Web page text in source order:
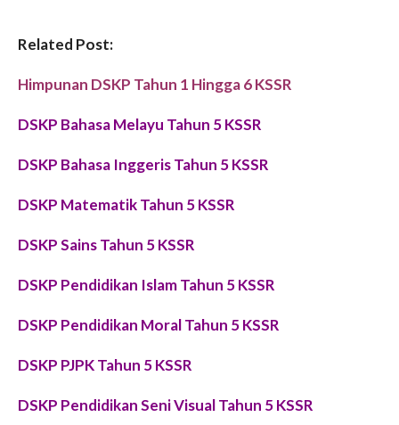
Related Post:
Himpunan DSKP Tahun 1 Hingga 6 KSSR
DSKP Bahasa Melayu Tahun 5 KSSR
DSKP Bahasa Inggeris Tahun 5 KSSR
DSKP Matematik Tahun 5 KSSR
DSKPSainsTahun 5 KSSR
DSKP Pendidikan Islam Tahun 5 KSSR
DSKP Pendidikan Moral Tahun 5 KSSR
DSKP PJPK Tahun 5 KSSR
DSKP Pendidikan Seni Visual Tahun 5 KSSR